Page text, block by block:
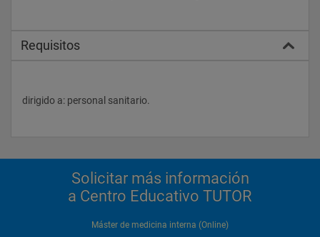
Requisitos
dirigido a: personal sanitario.
Solicitar más información
a Centro Educativo TUTOR
Máster de medicina interna (Online)